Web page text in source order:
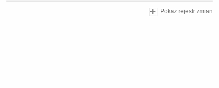
Pokaż rejestr zmian